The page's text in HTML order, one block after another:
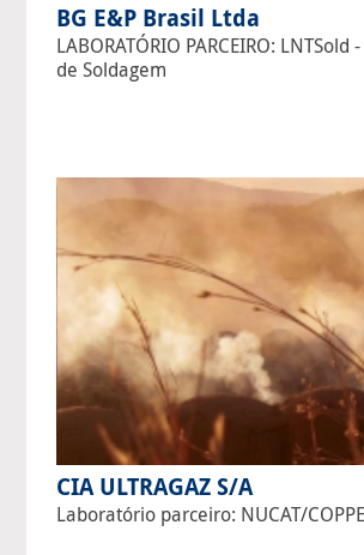
BG E&P Brasil Ltda
LABORATÓRIO PARCEIRO:
de Soldagem
CIA ULTRAGAZ S/A
Laboratório parceiro: NUCAT/COPPE